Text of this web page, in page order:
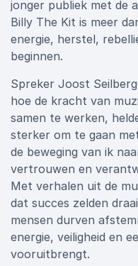
jonger publiek met de
Billy The Kit is meer
energie, herstel,
beginnen.
Spreker Joost
hoe de kracht van
samen te werken,
sterker om te gaan
de beweging van ik
vertrouwen en
Met verhalen uit de
dat succes zelden
mensen durven
energie, veiligheid en
vooruitbrengt.